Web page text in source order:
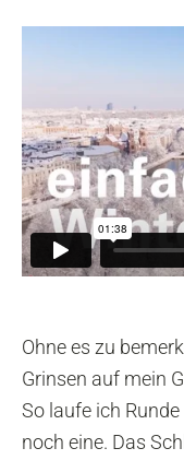
Ohne es zu
Grinsen auf mein
So laufe ich
noch eine. Das